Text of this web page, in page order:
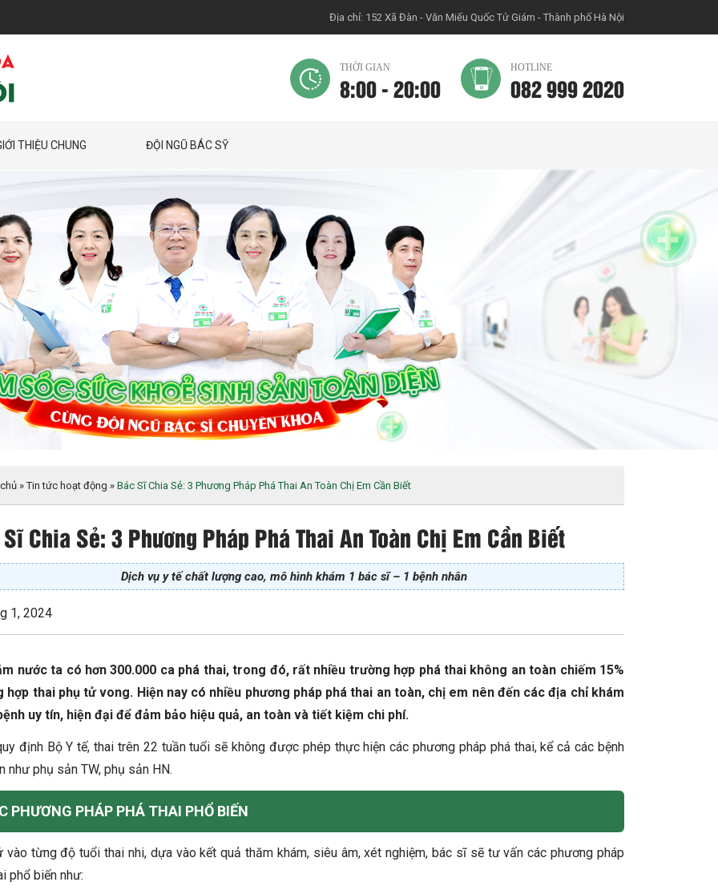
Địa chỉ: 152 Xã Đàn - Văn Miếu Quốc Tử Giám - Thành phố Hà Nội
THỜI GIAN
8:00 - 20:00
HOTLINE
082 999 2020
THIỆU CHUNG ĐỘI NGŨ BÁC SỸ
»Tin tức hoạt động » Bác Sĩ Chia Sẻ: 3 Phương Pháp Phá Thai An Toàn Chị Em Cần Biết
Chia Sẻ: 3 Phương Pháp Phá Thai An Toàn Chị Em Cần Biết
Dịch vụ y tế chất lượng cao, mô hình khám 1 bác sĩ – 1 bệnh nhân
1, 2024
nước ta có hơn 300.000 ca phá thai, trong đó, rất nhiều trường hợp phá thai không an toàn chiếm 15%
hợp thai phụ tử vong. Hiện nay có nhiều phương pháp phá thai an toàn, chị em nên đến các địa chỉ khám
uy tín, hiện đại để đảm bảo hiệu quả, an toàn và tiết kiệm chi phí.
định Bộ Y tế, thai trên 22 tuần tuổi sẽ không được phép thực hiện các phương pháp phá thai, kể cả các bệnh
như phụ sản TW, phụ sản HN.
PHƯƠNG PHÁP PHÁ THAI PHỔ BIẾN
vào từng độ tuổi thai nhi, dựa vào kết quả thăm khám, siêu âm, xét nghiệm, bác sĩ sẽ tư vấn các phương pháp
phổ biến như: